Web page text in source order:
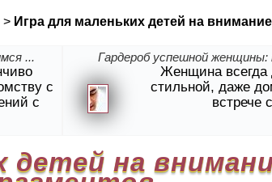
> Игра для маленьких детей на
...
с
с
Гардероб успешной женщины:
Женщина всегда
стильной, даже
встрече
детей на